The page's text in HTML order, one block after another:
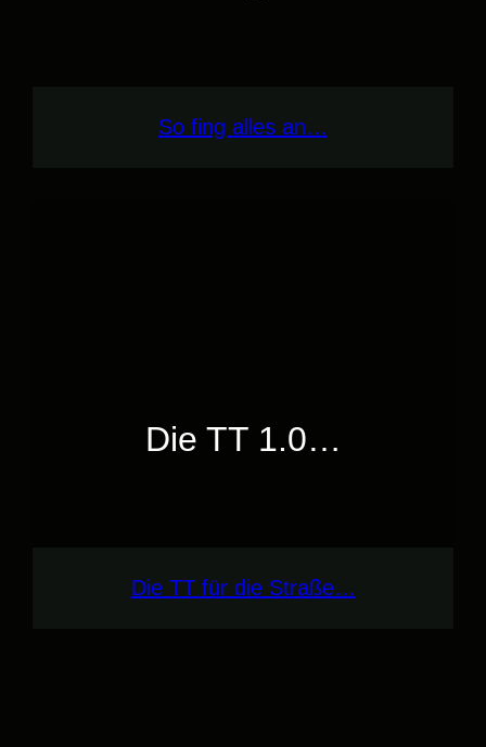
So fing alles an…
Die TT 1.0…
Die TT für die Straße…